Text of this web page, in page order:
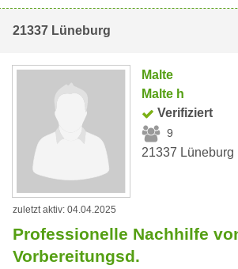
21337 Lüneburg
Malte
Malte h
Verifiziert
9
21337 Lüneburg
zuletzt aktiv: 04.04.2025
Professionelle Nachhilfe
Vorbereitungsd.